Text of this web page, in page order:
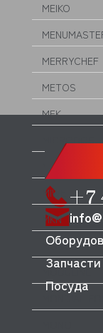
MEIKO
MERRYCHEF
METOS
MFK
MICRODOS
MINERVA
MIWE
MKN
MODULAR
MODULINE
+7
Запчасти
Посуда